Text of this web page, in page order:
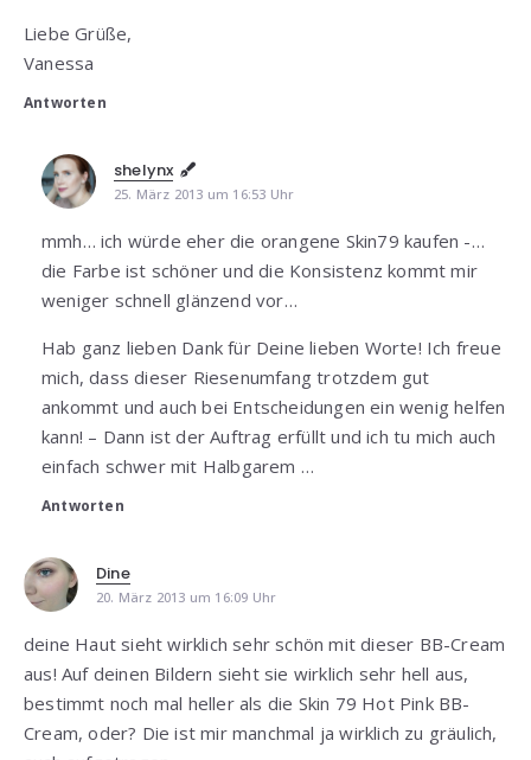
Liebe Grüße,
Vanessa
Antworten
shelynx
25. März 2013 um 16:53 Uhr
mmh… ich würde eher die orangene Skin79 kaufen -…
die Farbe ist schöner und die Konsistenz kommt mir
weniger schnell glänzend vor…
Hab ganz lieben Dank für Deine lieben Worte! Ich freue
mich, dass dieser Riesenumfang trotzdem gut
ankommt und auch bei Entscheidungen ein wenig helfen
kann! – Dann ist der Auftrag erfüllt und ich tu mich auch
einfach schwer mit Halbgarem …
Antworten
Dine
20. März 2013 um 16:09 Uhr
deine Haut sieht wirklich sehr schön mit dieser BB-Cream
aus! Auf deinen Bildern sieht sie wirklich sehr hell aus,
bestimmt noch mal heller als die Skin 79 Hot Pink BB-
Cream, oder? Die ist mir manchmal ja wirklich zu gräulich,